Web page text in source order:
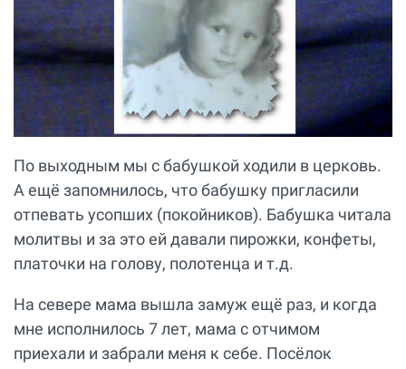
По выходным мы с бабушкой ходили в церковь.
А ещё запомнилось, что бабушку пригласили
отпевать усопших (покойников). Бабушка читала
молитвы и за это ей давали пирожки, конфеты,
платочки на голову, полотенца и т.д.
На севере мама вышла замуж ещё раз, и когда
мне исполнилось 7 лет, мама с отчимом
приехали и забрали меня к себе. Посёлок